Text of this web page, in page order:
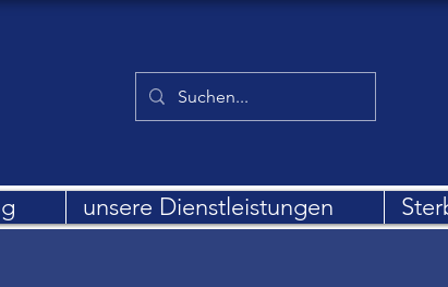
unsere Dienstleistungen